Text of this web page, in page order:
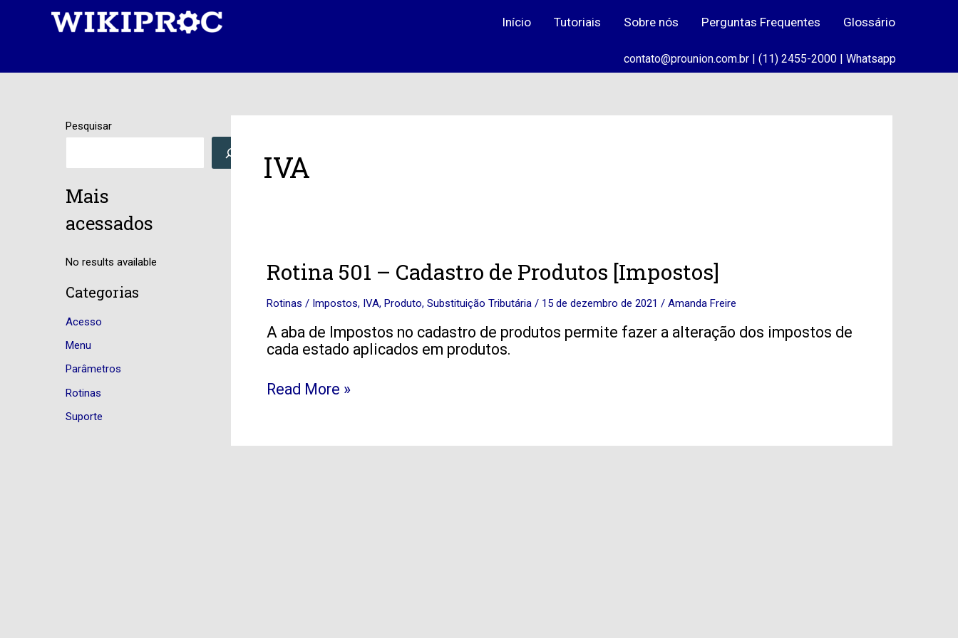
Início Tutoriais Sobre nós Perguntas Frequentes Glossário
contato@prounion.com.br | (11) 2455-2000 | Whatsapp
Pesquisar
Mais
acessados
No results available
Categorias
Acesso
Menu
Parâmetros
Rotinas
Suporte
IVA
Rotina 501 – Cadastro de Produtos [Impostos]
Rotinas / Impostos, IVA, Produto, Substituição Tributária / 15 de dezembro de 2021 / Amanda Freire
A aba de Impostos no cadastro de produtos permite fazer a alteração dos impostos de
cada estado aplicados em produtos.
Rotina
501
–
de
Produtos
Read More »